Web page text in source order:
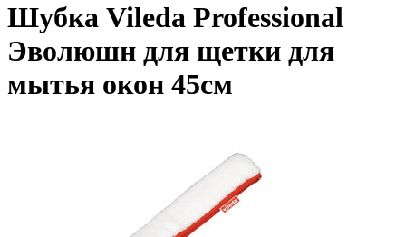
Шубка Vileda Professional
Эволюшн для щетки для
мытья окон 45см